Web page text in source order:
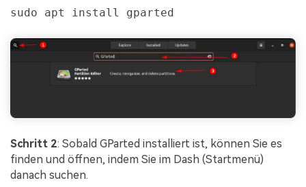
sudo apt install gparted
Schritt 2: Sobald GParted installiert ist, können Sie es
finden und öffnen, indem Sie im Dash (Startmenü)
danach suchen.